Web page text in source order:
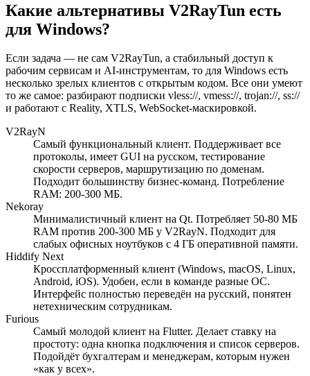
Какие альтернативы V2RayTun есть
для Windows?
Если задача — не сам V2RayTun, а стабильный доступ к
рабочим сервисам и AI-инструментам, то для Windows есть
несколько зрелых клиентов с открытым кодом. Все они умеют
то же самое: разбирают подписки vless://, vmess://, trojan://, ss://
и работают с Reality, XTLS, WebSocket-маскировкой.
V2RayN
Самый функциональный клиент. Поддерживает все
протоколы, имеет GUI на русском, тестирование
скорости серверов, маршрутизацию по доменам.
Подходит большинству бизнес-команд. Потребление
RAM: 200-300 МБ.
Nekoray
Минималистичный клиент на Qt. Потребляет 50-80 МБ
RAM против 200-300 МБ у V2RayN. Подходит для
слабых офисных ноутбуков с 4 ГБ оперативной памяти.
Hiddify Next
Кроссплатформенный клиент (Windows, macOS, Linux,
Android, iOS). Удобен, если в команде разные ОС.
Интерфейс полностью переведён на русский, понятен
нетехническим сотрудникам.
Furious
Самый молодой клиент на Flutter. Делает ставку на
простоту: одна кнопка подключения и список серверов.
Подойдёт бухгалтерам и менеджерам, которым нужен
«как у всех».